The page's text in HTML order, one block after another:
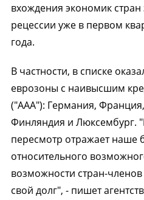
вхождения экономик
рецессии уже в первом
года.
В частности, в списке
еврозоны с наивысшим
("ААА"): Германия,
Финляндия и Люксембург.
пересмотр отражает наше
относительного
возможности стран-
свой долг", - пишет